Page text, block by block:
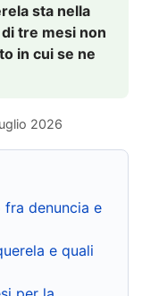
sta nella
tre mesi non
in cui se ne
2026
denuncia e
e quali